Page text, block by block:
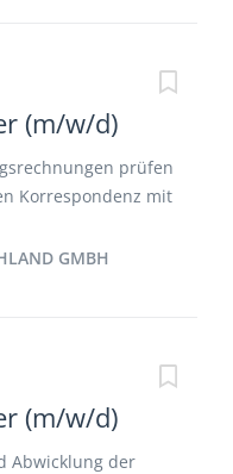
(m/w/d)
prüfen
Korrespondenz mit
GMBH
(m/w/d)
Abwicklung der